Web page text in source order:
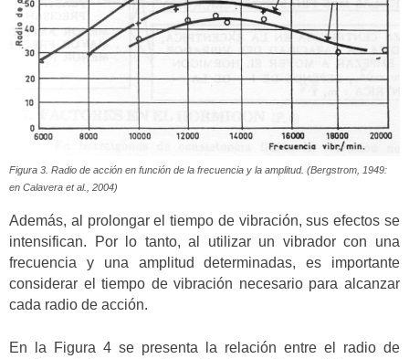
Figura 3. Radio de acción en función de la frecuencia y la amplitud. (Bergstrom, 1949:
en Calavera et al., 2004)
Además, al prolongar el tiempo de vibración, sus efectos se
intensifican. Por lo tanto, al utilizar un vibrador con una
frecuencia y una amplitud determinadas, es importante
considerar el tiempo de vibración necesario para alcanzar
cada radio de acción.
En la Figura 4 se presenta la relación entre el radio de